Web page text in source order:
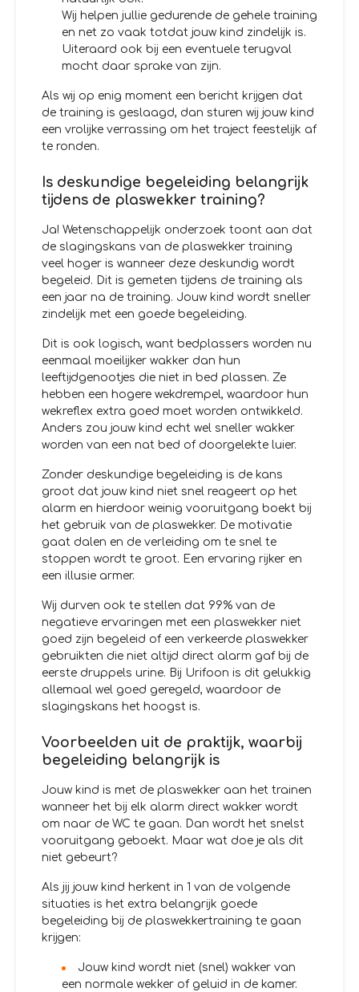
Wij helpen jullie gedurende de gehele training
en net zo vaak totdat jouw kind zindelijk is.
Uiteraard ook bij een eventuele terugval
mocht daar sprake van zijn.
Als wij op enig moment een bericht krijgen dat
de training is geslaagd, dan sturen wij jouw kind
een vrolijke verrassing om het traject feestelijk af
te ronden.
Is deskundige begeleiding belangrijk
tijdens de plaswekker training?
Ja! Wetenschappelijk onderzoek toont aan dat
de slagingskans van de plaswekker training
veel hoger is wanneer deze deskundig wordt
begeleid. Dit is gemeten tijdens de training als
een jaar na de training. Jouw kind wordt sneller
zindelijk met een goede begeleiding.
Dit is ook logisch, want bedplassers worden nu
eenmaal moeilijker wakker dan hun
leeftijdgenootjes die niet in bed plassen. Ze
hebben een hogere wekdrempel, waardoor hun
wekreflex extra goed moet worden ontwikkeld.
Anders zou jouw kind echt wel sneller wakker
worden van een nat bed of doorgelekte luier.
Zonder deskundige begeleiding is de kans
groot dat jouw kind niet snel reageert op het
alarm en hierdoor weinig vooruitgang boekt bij
het gebruik van de plaswekker. De motivatie
gaat dalen en de verleiding om te snel te
stoppen wordt te groot. Een ervaring rijker en
een illusie armer.
Wij durven ook te stellen dat 99% van de
negatieve ervaringen met een plaswekker niet
goed zijn begeleid of een verkeerde plaswekker
gebruikten die niet altijd direct alarm gaf bij de
eerste druppels urine. Bij Urifoon is dit gelukkig
allemaal wel goed geregeld, waardoor de
slagingskans het hoogst is.
Voorbeelden uit de praktijk, waarbij
begeleiding belangrijk is
Jouw kind is met de plaswekker aan het trainen
wanneer het bij elk alarm direct wakker wordt
om naar de WC te gaan. Dan wordt het snelst
vooruitgang geboekt. Maar wat doe je als dit
niet gebeurt?
Als jij jouw kind herkent in 1 van de volgende
situaties is het extra belangrijk goede
begeleiding bij de plaswekkertraining te gaan
krijgen:
Jouw kind wordt niet (snel) wakker van
een normale wekker of geluid in de kamer.